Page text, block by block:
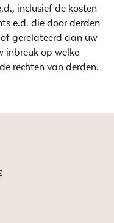
inclusief de kosten
e.d. die door derden
gerelateerd aan uw
inbreuk op welke
rechten van derden.